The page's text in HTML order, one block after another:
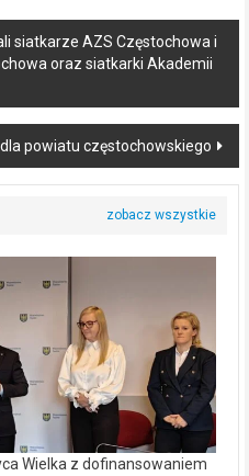
siatkarze AZS Częstochowa i
oraz siatkarki Akademii
powiatu częstochowskiego
Wielka z dofinansowaniem